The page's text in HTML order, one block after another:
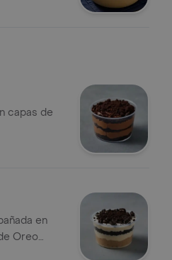
capas de
en
Oreo